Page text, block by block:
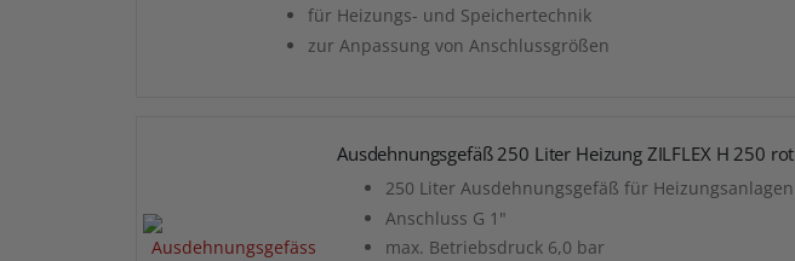
für Heizungs- und Speichertechnik
zur Anpassung von Anschlussgrößen
Ausdehnungsgefäß 250 Liter Heizung ZILFLEX H 250 rot
250 Liter Ausdehnungsgefäß für Heizungsanlagen
Anschluss G 1"
max. Betriebsdruck 6,0 bar